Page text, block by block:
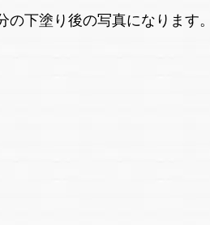
の下塗り後の写真になります。